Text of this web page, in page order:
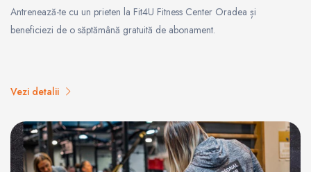
Antrenează-te cu un prieten la Fit4U Fitness Center Oradea și
beneficiezi de o săptămână gratuită de abonament.
Vezi detalii